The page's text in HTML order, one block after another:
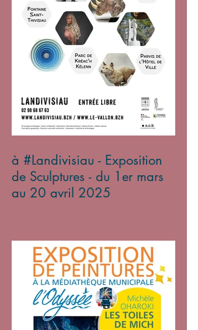
à #Landivisiau - Exposition
de Sculptures - du 1er mars
au 20 avril 2025